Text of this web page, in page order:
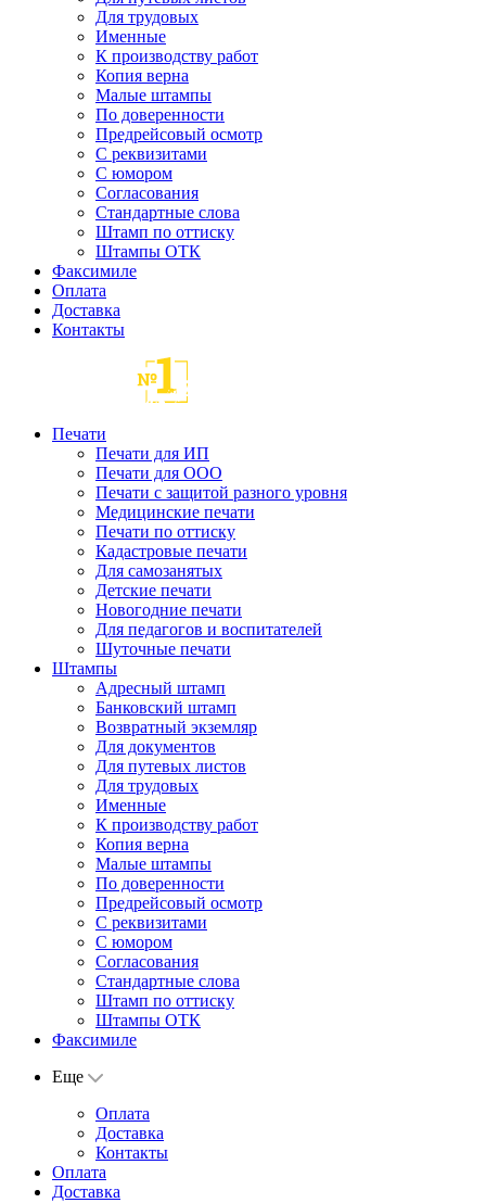
Для трудовых
Именные
К производству работ
Копия верна
Малые штампы
По доверенности
Предрейсовый осмотр
С реквизитами
С юмором
Согласования
Стандартные слова
Штамп по оттиску
Штампы ОТК
Факсимиле
Оплата
Доставка
Контакты
Печати
Печати для ИП
Печати для ООО
Печати с защитой разного уровня
Медицинские печати
Печати по оттиску
Кадастровые печати
Для самозанятых
Детские печати
Новогодние печати
Для педагогов и воспитателей
Шуточные печати
Штампы
Адресный штамп
Банковский штамп
Возвратный экземляр
Для документов
Для путевых листов
Для трудовых
Именные
К производству работ
Копия верна
Малые штампы
По доверенности
Предрейсовый осмотр
С реквизитами
С юмором
Согласования
Стандартные слова
Штамп по оттиску
Штампы ОТК
Факсимиле
Еще
Оплата
Доставка
Контакты
Оплата
Доставка